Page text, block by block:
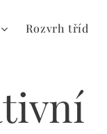
Rozvrh tříd